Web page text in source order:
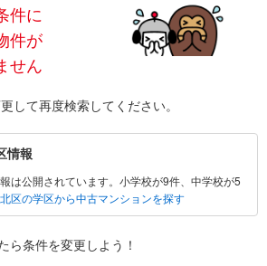
件に
件が
せん
して再度検索してください。
情報
は公開されています。小学校が9件、中学校が5
区の学区から中古マンションを探す
ら条件を変更しよう！